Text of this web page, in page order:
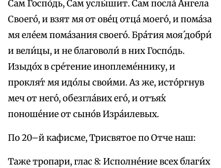
Сам Госпо́дь, Сам услы́шит. Сам посла́ А́нгела
Своего́, и взят мя от ове́ц отца́ моего́, и пома́за
мя еле́ем пома́зания своего́. Бра́тия моя́ добри́
и вели́цы, и не благоволи́ в них Госпо́дь.
Изыдо́х в сре́тение иноплеме́ннику, и
прокля́т мя идо́лы свои́ми. Аз же, исто́ргнув
меч от него́, обезгла́вих eго́, и отъя́х
поноше́ние от сыно́в Изра́илевых.
По 20–й кафисме, Трисвятое по Отче наш:
Tажe тропари, глас 8: Исполне́ние всех благи́х